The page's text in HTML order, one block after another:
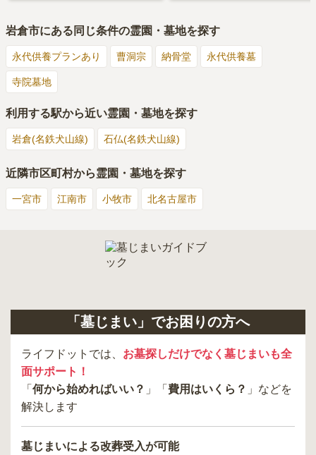
岩倉市にある同じ条件の霊園・墓地を探す
永代供養プランあり 曹洞宗 納骨堂 永代供養墓
寺院墓地
利用する駅から近い霊園・墓地を探す
岩倉(名鉄犬山線) 石仏(名鉄犬山線)
近隣市区町村から霊園・墓地を探す
一宮市 江南市 小牧市 北名古屋市
「墓じまい」でお困りの方へ
ライフドットでは、 お墓探しだけでなく墓じまいも全
面サポート！
「 何から始めればいい？ 」「 費用はいくら？ 」などを
解決します
墓じまいによる改葬受入が可能